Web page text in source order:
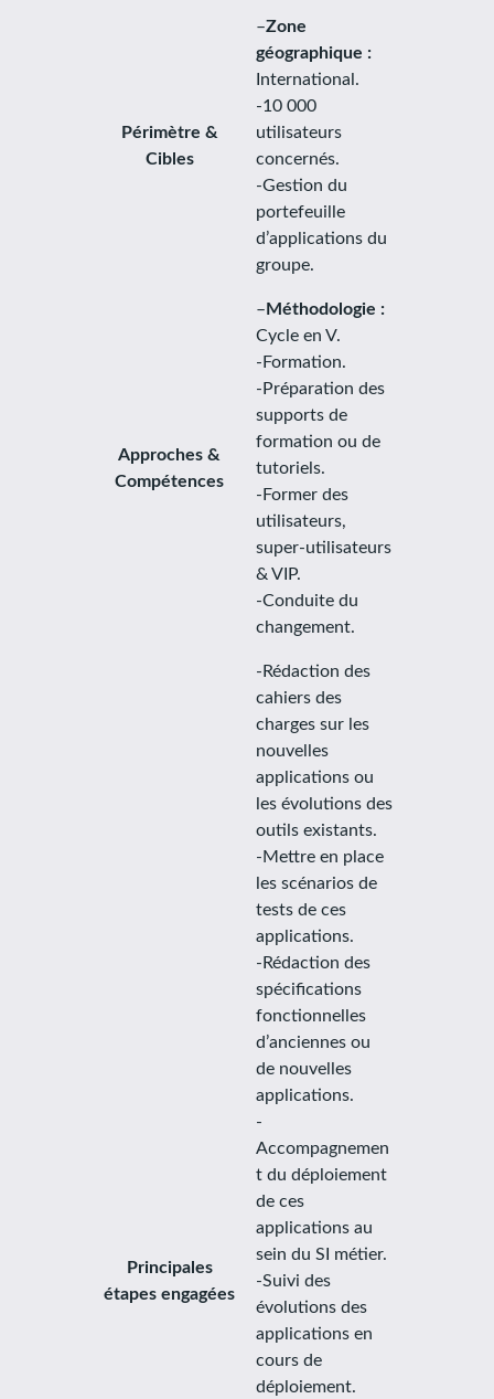
Périmètre &
Cibles
–Zone
géographique :
International.
-10 000
utilisateurs
concernés.
-Gestion du
portefeuille
d’applications du
groupe.
Approches &
Compétences
– Méthodologie :
Cycle en V.
-Formation.
-Préparation des
supports de
formation ou de
tutoriels.
-Former des
utilisateurs,
super-utilisateurs
& VIP.
-Conduite du
changement.
Principales
étapes engagées
-Rédaction des
cahiers des
charges sur les
nouvelles
applications ou
les évolutions des
outils existants.
-Mettre en place
les scénarios de
tests de ces
applications.
-Rédaction des
spécifications
fonctionnelles
d’anciennes ou
de nouvelles
applications.
-
Accompagnemen
t du déploiement
de ces
applications au
sein du SI métier.
-Suivi des
évolutions des
applications en
cours de
déploiement.